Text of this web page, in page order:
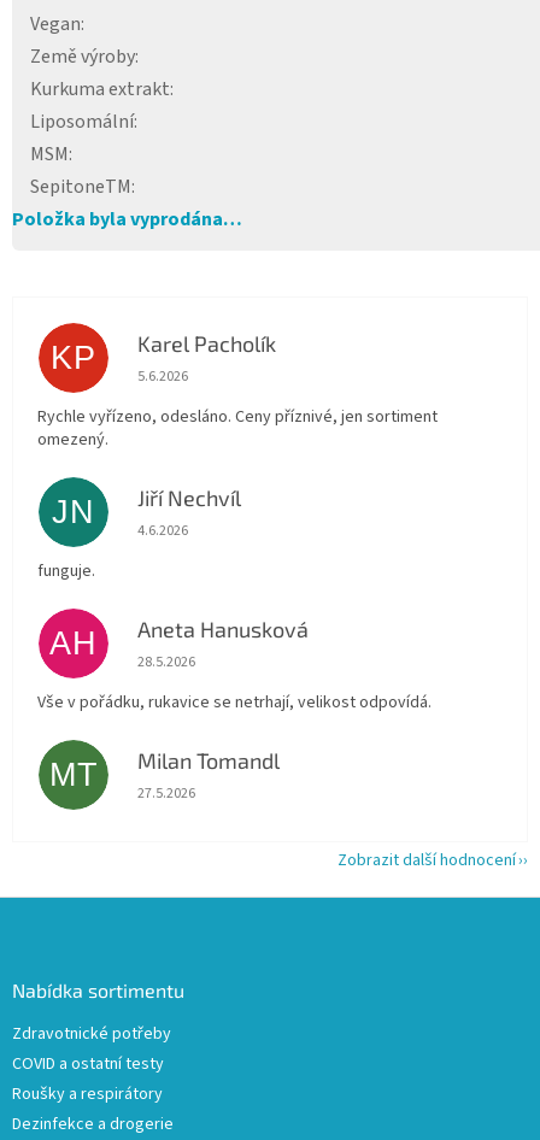
Vegan:
Země výroby:
Kurkuma extrakt:
Liposomální:
MSM:
SepitoneTM:
Položka byla vyprodána…
KP Karel Pacholík
Hodnocení obchodu je 4 z 5 hvězdiček.
5.6.2026
Rychle vyřízeno, odesláno. Ceny příznivé, jen sortiment
omezený.
JN Jiří Nechvíl
Hodnocení obchodu je 5 z 5 hvězdiček.
4.6.2026
funguje.
AH Aneta Hanusková
Hodnocení obchodu je 5 z 5 hvězdiček.
28.5.2026
Vše v pořádku, rukavice se netrhají, velikost odpovídá.
MT Milan Tomandl
Hodnocení obchodu je 5 z 5 hvězdiček.
27.5.2026
Zobrazit další hodnocení
Nabídka sortimentu
Zdravotnické potřeby
COVID a ostatní testy
Roušky a respirátory
Dezinfekce a drogerie